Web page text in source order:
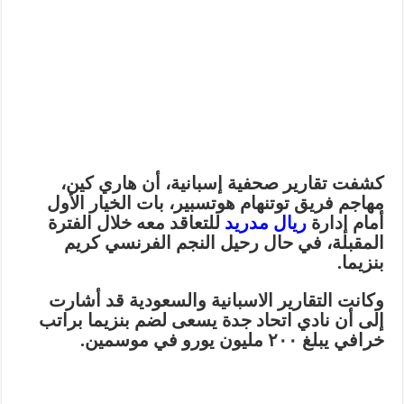
كشفت تقارير صحفية إسبانية، أن هاري كين،
مهاجم فريق توتنهام هوتسبير، بات الخيار الأول
أمام إدارةريال مدريد للتعاقد معه خلال الفترة
المقبلة، في حال رحيل النجم الفرنسي كريم
بنزيما.
وكانت التقارير الاسبانية والسعودية قد أشارت
إلى أن نادي اتحاد جدة يسعى لضم بنزيما براتب
خرافي يبلغ ٢٠٠ مليون يورو في موسمين.